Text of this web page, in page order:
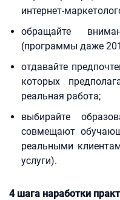
интернет-
обращайте
(программы даже
отдавайте
которых
реальная работа;
выбирайте
совмещают
реальными
услуги).
4 шага наработки